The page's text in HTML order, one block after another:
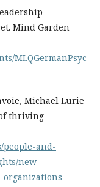
Mind Garden
MLQGermanPsyc
Michael Lurie
thriving
people-and-
new-